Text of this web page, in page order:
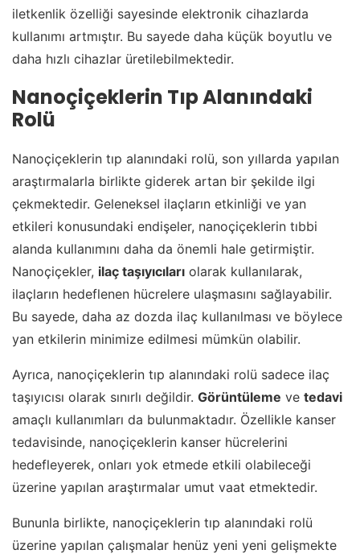
iletkenlik özelliği sayesinde elektronik cihazlarda
kullanımı artmıştır. Bu sayede daha küçük boyutlu ve
daha hızlı cihazlar üretilebilmektedir.
Nanoçiçeklerin Tıp Alanındaki
Rolü
Nanoçiçeklerin tıp alanındaki rolü, son yıllarda yapılan
araştırmalarla birlikte giderek artan bir şekilde ilgi
çekmektedir. Geleneksel ilaçların etkinliği ve yan
etkileri konusundaki endişeler, nanoçiçeklerin tıbbi
alanda kullanımını daha da önemli hale getirmiştir.
Nanoçiçekler, ilaç taşıyıcıları olarak kullanılarak,
ilaçların hedeflenen hücrelere ulaşmasını sağlayabilir.
Bu sayede, daha az dozda ilaç kullanılması ve böylece
yan etkilerin minimize edilmesi mümkün olabilir.
Ayrıca, nanoçiçeklerin tıp alanındaki rolü sadece ilaç
taşıyıcısı olarak sınırlı değildir. Görüntüleme ve tedavi
amaçlı kullanımları da bulunmaktadır. Özellikle kanser
tedavisinde, nanoçiçeklerin kanser hücrelerini
hedefleyerek, onları yok etmede etkili olabileceği
üzerine yapılan araştırmalar umut vaat etmektedir.
Bununla birlikte, nanoçiçeklerin tıp alanındaki rolü
üzerine yapılan çalışmalar henüz yeni yeni gelişmekte